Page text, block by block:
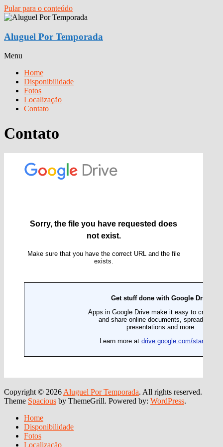
Pular para o conteúdo
Aluguel Por Temporada
Menu
Home
Disponibilidade
Fotos
Localização
Contato
Contato
Copyright © 2026 Aluguel Por Temporada. All rights reserved.
Theme Spacious by ThemeGrill. Powered by: WordPress.
Home
Disponibilidade
Fotos
Localização